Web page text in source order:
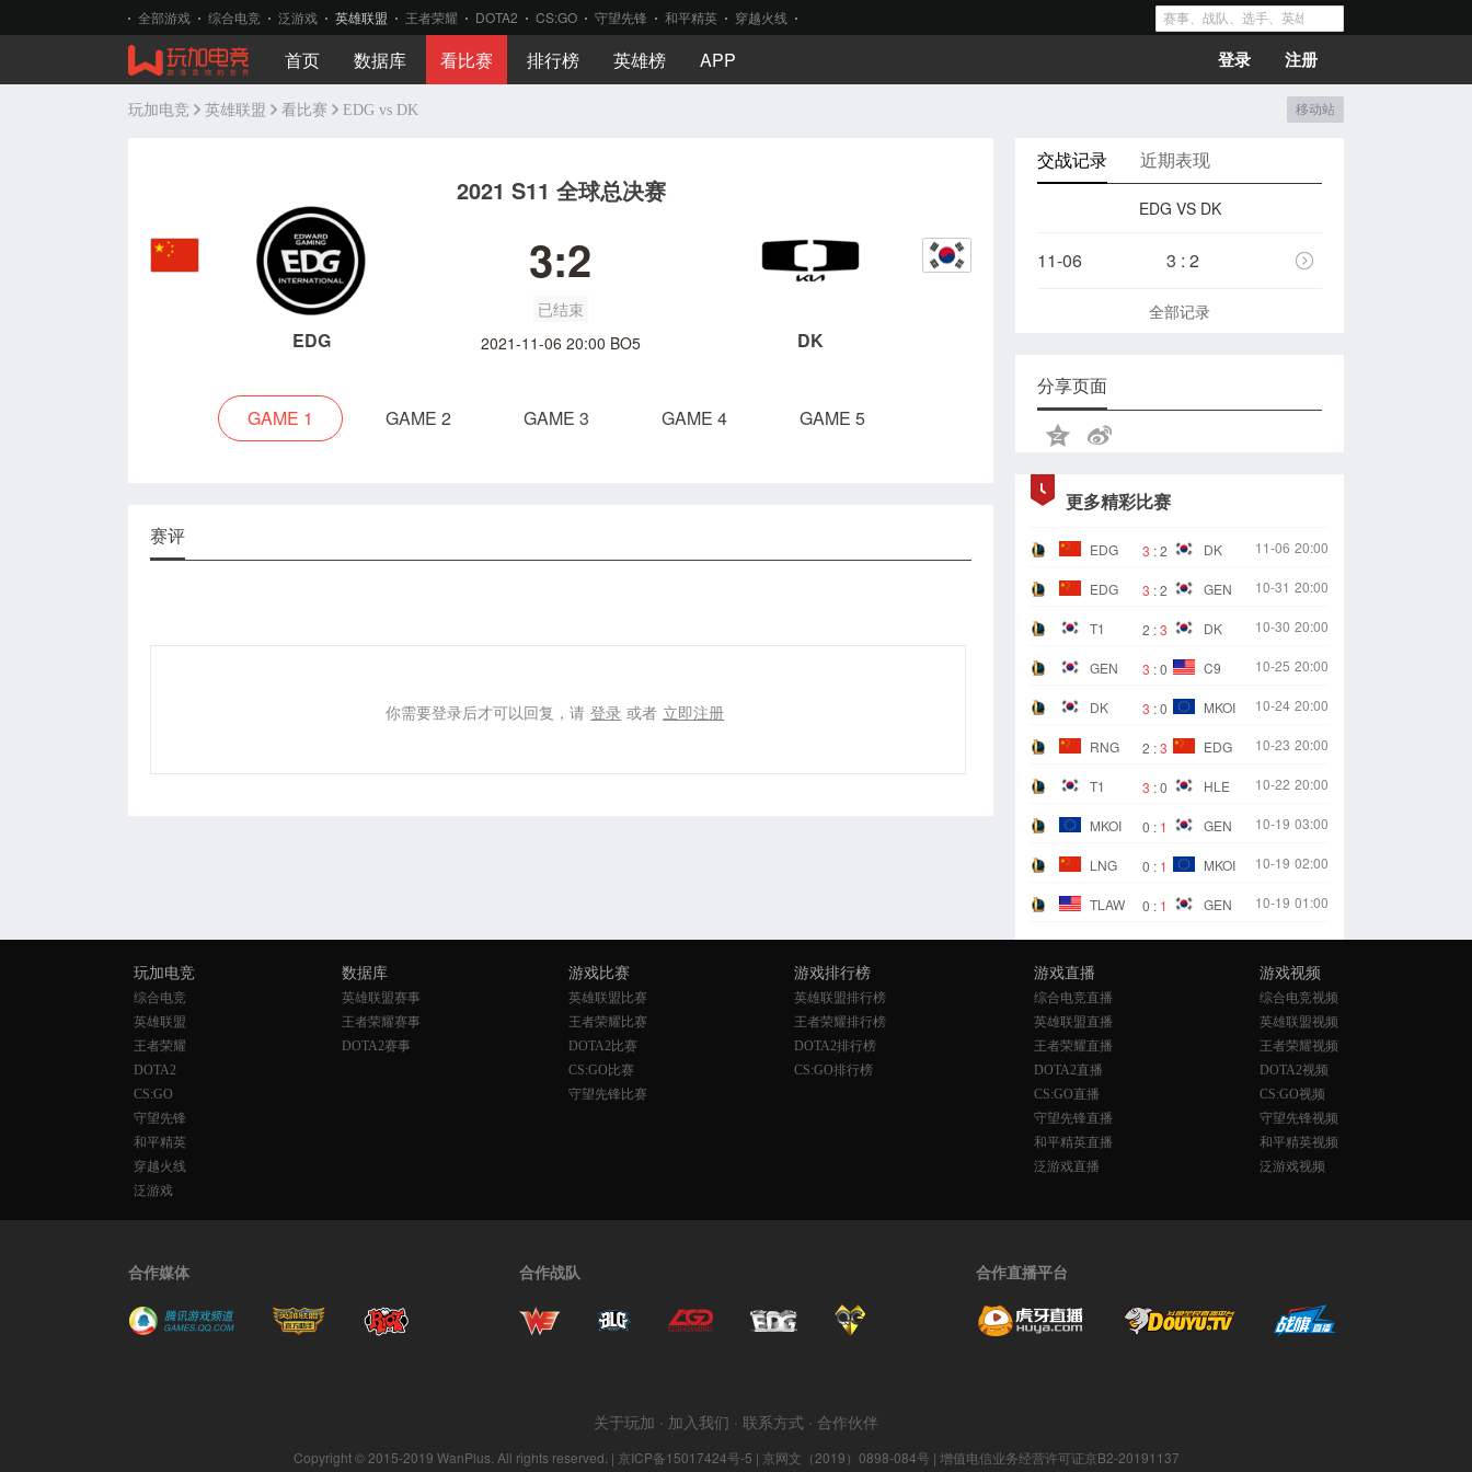
全部游戏 综合电竞 泛游戏 英雄联盟 王者荣耀 DOTA2 CS:GO 守望先锋 和平精英 穿越火线
首页 数据库 看比赛 排行榜 英雄榜 APP 登录 注册
玩加电竞 英雄联盟 看比赛 EDG vs DK 移动站
2021 S11 全球总决赛
EDG
3:2
已结束
2021-11-06 20:00 BO5
DK
GAME 1 GAME 2 GAME 3 GAME 4 GAME 5
赛评
你需要登录后才可以回复，请 登录 或者 立即注册
交战记录 近期表现
EDG VS DK
11-06 3 : 2
全部记录
分享页面
更多精彩比赛
EDG 3 :2 DK 11-06 20:00
EDG 3 :2 GEN 10-31 20:00
T1 2 :3 DK 10-30 20:00
GEN 3 :0 C9 10-25 20:00
DK 3 :0 MKOI 10-24 20:00
RNG 2 :3 EDG 10-23 20:00
T1 3 :0 HLE 10-22 20:00
MKOI 0 : 1 GEN 10-19 03:00
LNG 0 : 1 MKOI 10-19 02:00
TLAW 0 : 1 GEN 10-19 01:00
玩加电竞
综合电竞
英雄联盟
王者荣耀
DOTA2
CS:GO
守望先锋
和平精英
穿越火线
泛游戏
数据库
英雄联盟赛事
王者荣耀赛事
DOTA2赛事
游戏比赛
英雄联盟比赛
王者荣耀比赛
DOTA2比赛
CS:GO比赛
守望先锋比赛
游戏排行榜
英雄联盟排行榜
王者荣耀排行榜
DOTA2排行榜
CS:GO排行榜
游戏直播
综合电竞直播
英雄联盟直播
王者荣耀直播
DOTA2直播
CS:GO直播
守望先锋直播
和平精英直播
泛游戏直播
游戏视频
综合电竞视频
英雄联盟视频
王者荣耀视频
DOTA2视频
CS:GO视频
守望先锋视频
和平精英视频
泛游戏视频
合作媒体 合作战队 合作直播平台
关于玩加 · 加入我们 · 联系方式 · 合作伙伴
Copyright © 2015-2019 WanPlus. All rights reserved. | 京ICP备15017424号-5 | 京网文（2019）0898-084号 | 增值电信业务经营许可证京B2-20191137